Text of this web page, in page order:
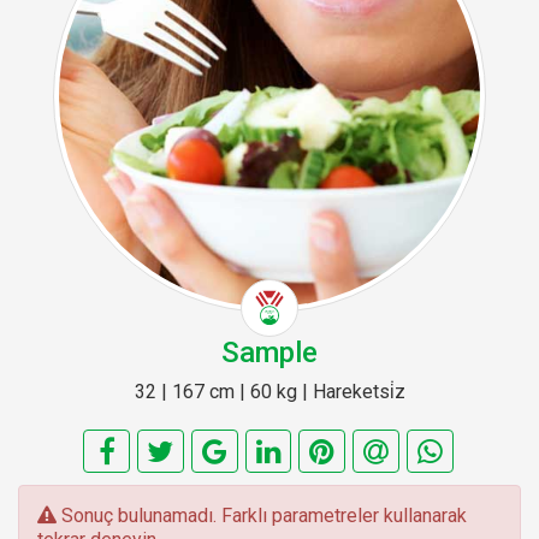
Sample
32 | 167 cm | 60 kg | Hareketsi̇z
E
Sonuç bulunamadı. Farklı parametreler kullanarak